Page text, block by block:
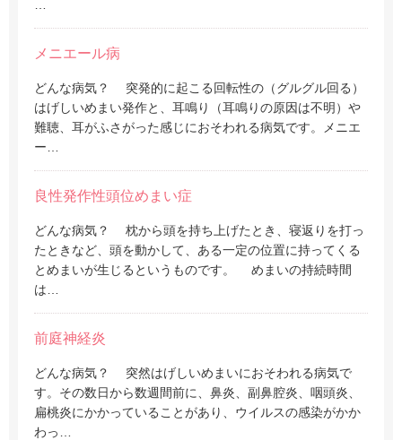
メニエール病
どんな病気？ 突発的に起こる回転性の（グルグル回る）
はげしいめまい発作と、耳鳴り（耳鳴りの原因は不明）や
難聴、耳がふさがった感じにおそわれる病気です。メニエ
ー…
良性発作性頭位めまい症
どんな病気？ 枕から頭を持ち上げたとき、寝返りを打っ
たときなど、頭を動かして、ある一定の位置に持ってくる
とめまいが生じるというものです。 めまいの持続時間
は…
前庭神経炎
どんな病気？ 突然はげしいめまいにおそわれる病気で
す。その数日から数週間前に、鼻炎、副鼻腔炎、咽頭炎、
扁桃炎にかかっていることがあり、ウイルスの感染がかか
わっ…